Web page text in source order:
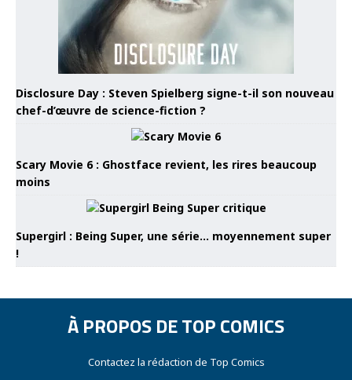
Disclosure Day : Steven Spielberg signe-t-il son nouveau
chef-d’œuvre de science-fiction ?
Scary Movie 6 : Ghostface revient, les rires beaucoup
moins
Supergirl : Being Super, une série… moyennement super
!
À PROPOS DE TOP COMICS
Contactez la rédaction de Top Comics